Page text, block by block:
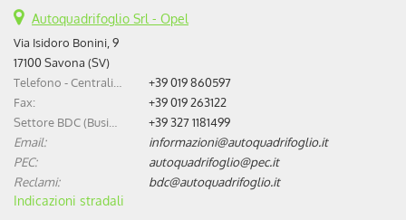
Autoquadrifoglio Srl - Opel
Via Isidoro Bonini, 9
17100 Savona (SV)
+39 019 860597
Fax:
+39 019 263122
+39 327 1181499
Email:
informazioni@autoquadrifoglio.it
PEC:
autoquadrifoglio@pec.it
Reclami:
bdc@autoquadrifoglio.it
Indicazioni stradali